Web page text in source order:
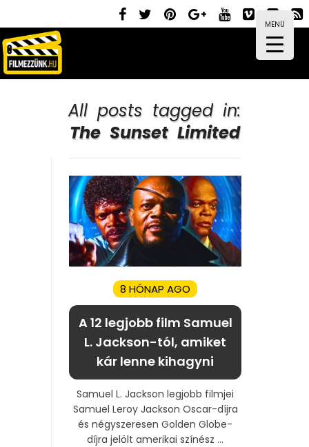
MENÜ
All posts tagged in:
The Sunset Limited
8 HÓNAP AGO
A 12 legjobb film Samuel
L. Jackson-tól, amiket
kár lenne kihagyni
Samuel L. Jackson legjobb filmjei
Samuel Leroy Jackson Oscar-díjra
és négyszeresen Golden Globe-
díjra jelölt amerikai színész ...